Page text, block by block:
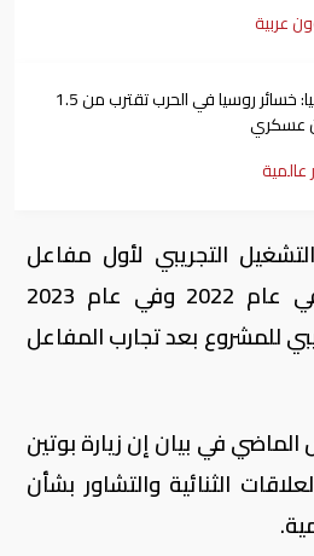
عربية
أوكرانيا: خسائر روسيا في الحرب تقترب من 1.5
عسكري
عالمية
التجريبي لأول مفاعل
نووي في المشروع في عام 2022 وفي عام 2023
للمشروع بعد تجارب المفاعل
في بيان إن زيارة بوتين
الثنائية والتشاور بشأن